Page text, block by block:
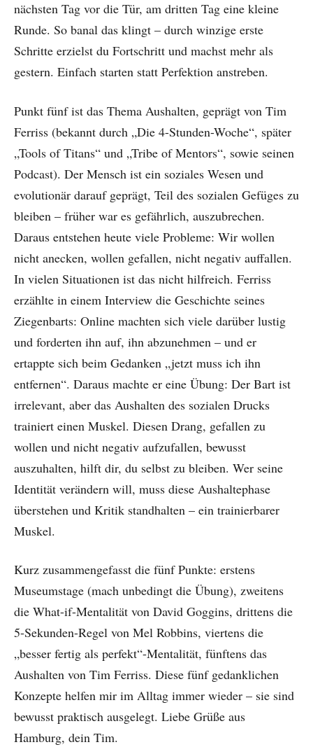
nächsten Tag vor die Tür, am dritten Tag eine kleine
Runde. So banal das klingt – durch winzige erste
Schritte erzielst du Fortschritt und machst mehr als
gestern. Einfach starten statt Perfektion anstreben.
Punkt fünf ist das Thema Aushalten, geprägt von Tim
Ferriss (bekannt durch „Die 4-Stunden-Woche“, später
„Tools of Titans“ und „Tribe of Mentors“, sowie seinen
Podcast). Der Mensch ist ein soziales Wesen und
evolutionär darauf geprägt, Teil des sozialen Gefüges zu
bleiben – früher war es gefährlich, auszubrechen.
Daraus entstehen heute viele Probleme: Wir wollen
nicht anecken, wollen gefallen, nicht negativ auffallen.
In vielen Situationen ist das nicht hilfreich. Ferriss
erzählte in einem Interview die Geschichte seines
Ziegenbarts: Online machten sich viele darüber lustig
und forderten ihn auf, ihn abzunehmen – und er
ertappte sich beim Gedanken „jetzt muss ich ihn
entfernen“. Daraus machte er eine Übung: Der Bart ist
irrelevant, aber das Aushalten des sozialen Drucks
trainiert einen Muskel. Diesen Drang, gefallen zu
wollen und nicht negativ aufzufallen, bewusst
auszuhalten, hilft dir, du selbst zu bleiben. Wer seine
Identität verändern will, muss diese Aushaltephase
überstehen und Kritik standhalten – ein trainierbarer
Muskel.
Kurz zusammengefasst die fünf Punkte: erstens
Museumstage (mach unbedingt die Übung), zweitens
die What-if-Mentalität von David Goggins, drittens die
5-Sekunden-Regel von Mel Robbins, viertens die
„besser fertig als perfekt“-Mentalität, fünftens das
Aushalten von Tim Ferriss. Diese fünf gedanklichen
Konzepte helfen mir im Alltag immer wieder – sie sind
bewusst praktisch ausgelegt. Liebe Grüße aus
Hamburg, dein Tim.